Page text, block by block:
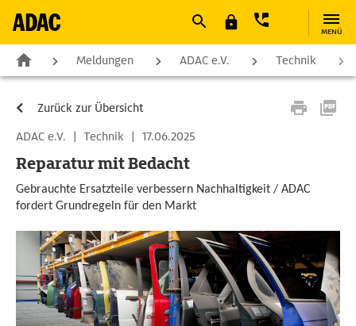
MENÜ
Meldungen ADAC e.V. Technik
Zurück zur Übersicht
ADAC e.V.
| Technik | 17.06.2025
Reparatur mit Bedacht
Gebrauchte Ersatzteile verbessern Nachhaltigkeit / ADAC
fordert Grundregeln für den Markt